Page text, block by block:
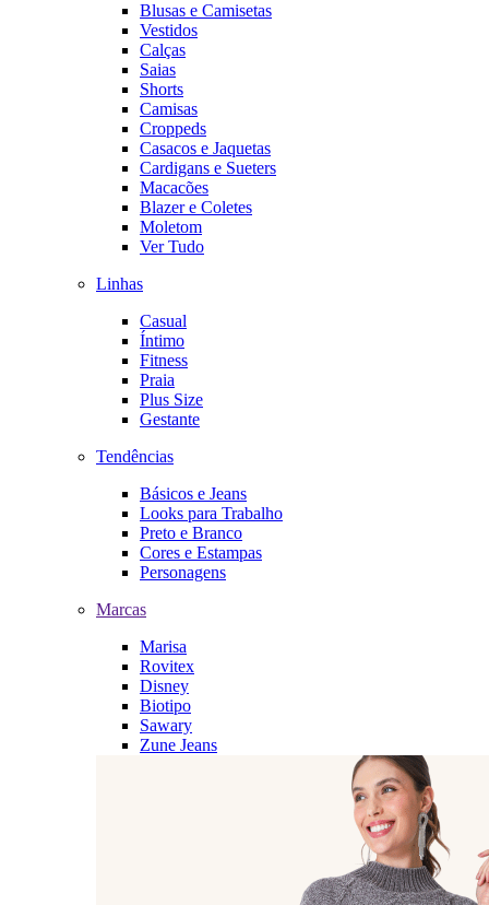
Blusas e Camisetas
Vestidos
Calças
Saias
Shorts
Camisas
Croppeds
Casacos e Jaquetas
Cardigans e Sueters
Macacões
Blazer e Coletes
Moletom
Ver Tudo
Linhas
Casual
Íntimo
Fitness
Praia
Plus Size
Gestante
Tendências
Básicos e Jeans
Looks para Trabalho
Preto e Branco
Cores e Estampas
Personagens
Marcas
Marisa
Rovitex
Disney
Biotipo
Sawary
Zune Jeans